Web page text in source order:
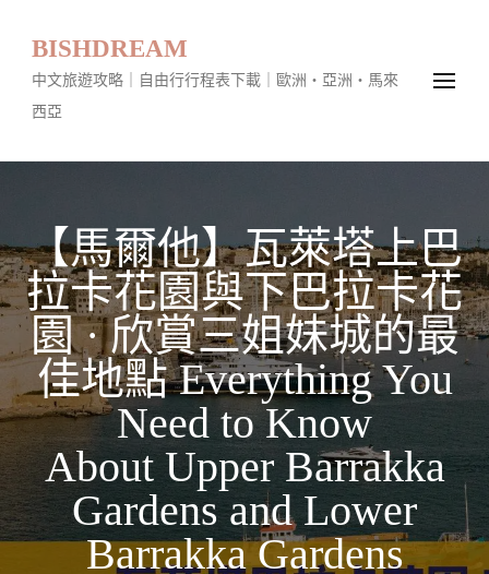
BISHDREAM
中文旅遊攻略｜自由行行程表下載｜歐洲・亞洲・馬來
西亞
【馬爾他】瓦萊塔上巴
拉卡花園與下巴拉卡花
園 · 欣賞三姐妹城的最
佳地點 Everything You
Need to Know
About Upper Barrakka
Gardens and Lower
Barrakka Gardens